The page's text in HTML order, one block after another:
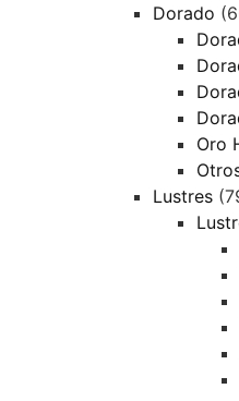
Dorado
Oro
Lustres